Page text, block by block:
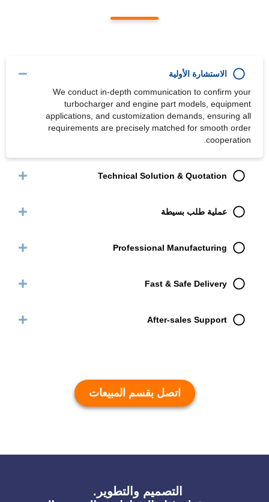
الاستشارة الأولية
We conduct in-depth communication to confirm your
turbocharger and engine part models, equipment
applications, and customization demands, ensuring all
requirements are precisely matched for smooth order
cooperation.
Technical Solution & Quotation
عملية طلب بسيطة
Professional Manufacturing
Fast & Safe Delivery
After-sales Support
اتصل بقسم المبيعات
التصميم والتطوير.